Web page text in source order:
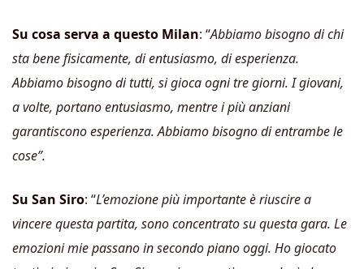
Su cosa serva a questo Milan: “Abbiamo bisogno di chi
sta bene fisicamente, di entusiasmo, di esperienza.
Abbiamo bisogno di tutti, si gioca ogni tre giorni. I giovani,
a volte, portano entusiasmo, mentre i più anziani
garantiscono esperienza. Abbiamo bisogno di entrambe le
cose”.
Su San Siro: “L’emozione più importante è riuscire a
vincere questa partita, sono concentrato su questa gara. Le
emozioni mie passano in secondo piano oggi. Ho giocato